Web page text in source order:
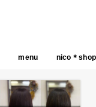
menu nico＊shop